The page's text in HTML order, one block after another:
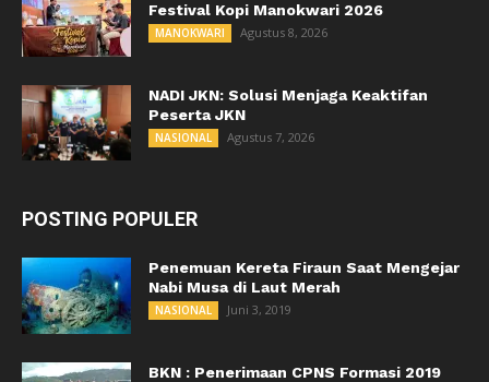
Festival Kopi Manokwari 2026
MANOKWARI Agustus 8, 2026
NADI JKN: Solusi Menjaga Keaktifan
Peserta JKN
NASIONAL Agustus 7, 2026
POSTING POPULER
Penemuan Kereta Firaun Saat Mengejar
Nabi Musa di Laut Merah
NASIONAL Juni 3, 2019
BKN : Penerimaan CPNS Formasi 2019